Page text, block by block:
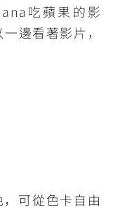
吃蘋果的影
邊看著影片，
可從色卡自由